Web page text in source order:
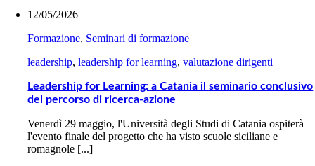
12/05/2026
Formazione, Seminari di formazione
leadership,leadership for learning,valutazione dirigenti
Leadership for Learning: a Catania il seminario conclusivo
del percorso di ricerca-azione
Venerdì 29 maggio, l'Università degli Studi di Catania ospiterà
l'evento finale del progetto che ha visto scuole siciliane e
romagnole [...]